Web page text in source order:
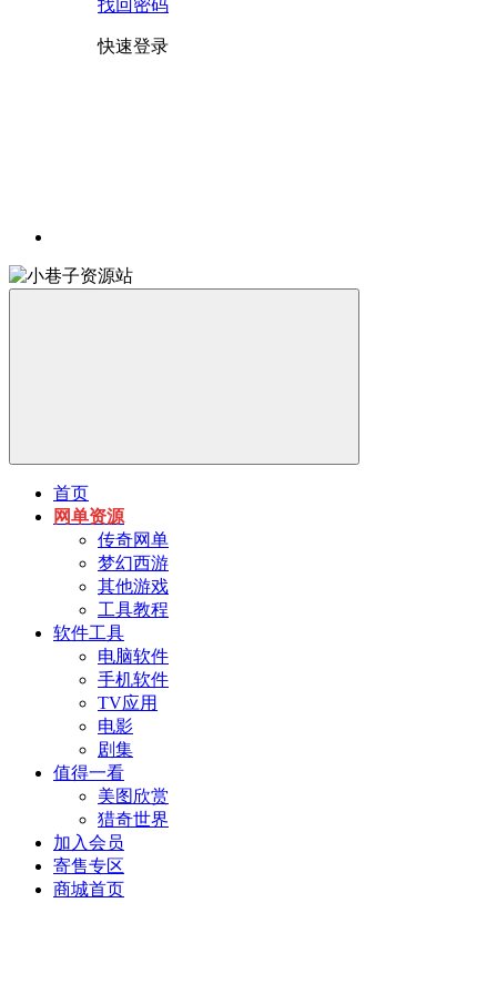
找回密码
快速登录
首页
网单资源
传奇网单
梦幻西游
其他游戏
工具教程
软件工具
电脑软件
手机软件
TV应用
电影
剧集
值得一看
美图欣赏
猎奇世界
加入会员
寄售专区
商城首页